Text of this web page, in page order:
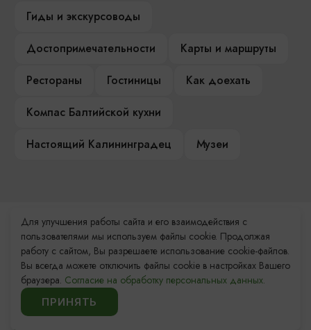
Гиды и экскурсоводы
Достопримечательности
Карты и маршруты
Рестораны
Гостиницы
Как доехать
Компас Балтийской кухни
Настоящий Калининградец
Музеи
Контакты Туристского
информационного центра
+7 (4012) 555-200
8 (800) 200-55-39
Для улучшения работы сайта и его взаимодействия с
пользователями мы используем файлы cookie. Продолжая
работу с сайтом, Вы разрешаете использование cookie-файлов.
Вы всегда можете отключить файлы cookie в настройках Вашего
браузера. Согласие на обработку персональных данных.
ПРИНЯТЬ